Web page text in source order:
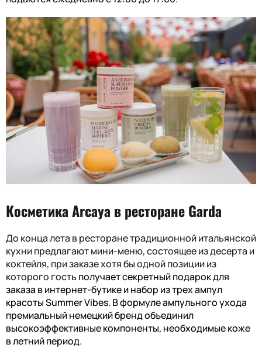
КосметикаArcaya в ресторанеGarda
До конца лета в ресторане традиционной итальянской
кухни предлагают мини-меню, состоящее из десерта и
коктейля, при заказе хотя бы одной позиции из
которого гость получает секретный подарок для
заказа в интернет-бутике и набор из трех ампул
красоты Summer Vibes. В формуле ампульного ухода
премиальный немецкий бренд объединил
высокоэффективные компоненты, необходимые коже
в летний период.